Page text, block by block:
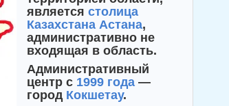
является столица
Казахстана Астана,
административно не
входящая в область.
Административный
центр с 1999 года —
город Кокшетау.